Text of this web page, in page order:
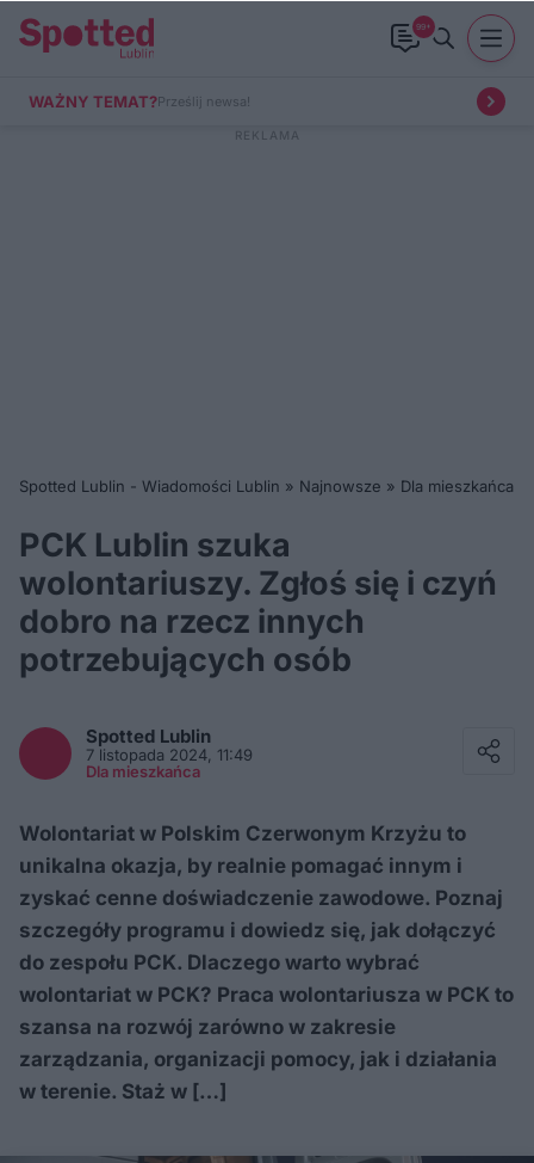
99+
WAŻNY TEMAT?Prześlij newsa!
Spotted Lublin - Wiadomości Lublin » Najnowsze » Dla mieszkańca
PCK Lublin szuka
wolontariuszy. Zgłoś się i czyń
dobro na rzecz innych
potrzebujących osób
Spotted Lublin
7 listopada 2024, 11:49
Dla mieszkańca
Wolontariat w Polskim Czerwonym Krzyżu to
unikalna okazja, by realnie pomagać innym i
zyskać cenne doświadczenie zawodowe. Poznaj
szczegóły programu i dowiedz się, jak dołączyć
do zespołu PCK. Dlaczego warto wybrać
wolontariat w PCK? Praca wolontariusza w PCK to
szansa na rozwój zarówno w zakresie
zarządzania, organizacji pomocy, jak i działania
w terenie. Staż w […]